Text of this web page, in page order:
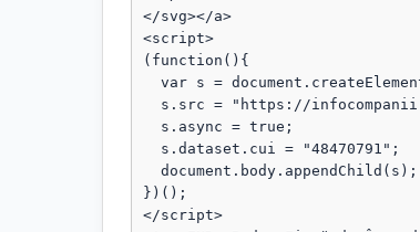
</svg></a>
<script>
(function(){
})();
</script>